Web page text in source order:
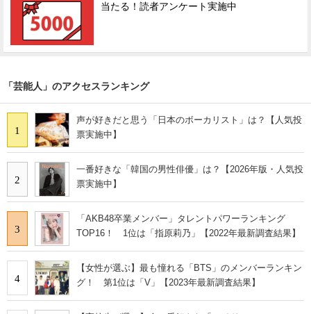
当たる！読者アンケート実施中
「芸能人」のアクセスランキング
1
声が好きだと思う「日本のボーカリスト」は？【人気投
票実施中】
2
一番好きな「韓国の男性俳優」は？【2026年版・人気投
票実施中】
3
「AKB48卒業メンバー」タレントパワーランキング
TOP16！ 1位は「指原莉乃」【2022年最新調査結果】
4
【女性が選ぶ】最も憧れる「BTS」のメンバーランキン
グ！ 第1位は「V」【2023年最新調査結果】